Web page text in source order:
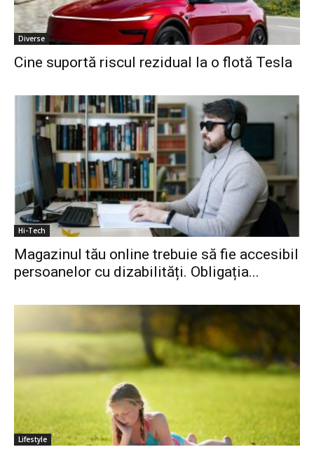
Diverse
Cine suportă riscul rezidual la o flotă Tesla
Hi-Tech
Magazinul tău online trebuie să fie accesibil
persoanelor cu dizabilități. Obligația...
Lifestyle